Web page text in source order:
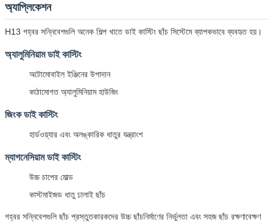
অ্যাপ্লিকেশন
H13 গহ্বর সন্নিবেশগুলি অনেক শিল্প খাতে ডাই কাস্টিং ছাঁচ সিস্টেমে ব্যাপকভাবে ব্যবহৃত হয়।
অ্যালুমিনিয়াম ডাই কাস্টিং
অটোমোবাইল ইঞ্জিনের উপাদান
কাঠামোগত অ্যালুমিনিয়াম হাউজিং
জিংক ডাই কাস্টিং
হার্ডওয়্যার এবং অলঙ্কারিক ধাতুর যন্ত্রাংশ
ম্যাগনেসিয়াম ডাই কাস্টিং
উচ্চ চাপের মোল্ড
কাস্টমাইজড ধাতু ঢালাই ছাঁচ
গহ্বর সন্নিবেশগুলি ছাঁচ প্রস্তুতকারকদের উচ্চ ছাঁচনির্মাণের নির্ভুলতা এবং সহজ ছাঁচ রক্ষণাবেক্ষণ